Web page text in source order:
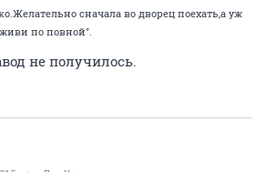
сначала во дворец поехать,а уж
по повной".
не получилось.